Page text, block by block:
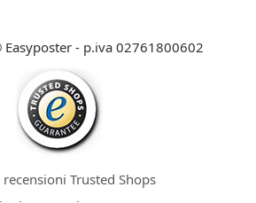
- p.iva 02761800602
recensioni Trusted Shops